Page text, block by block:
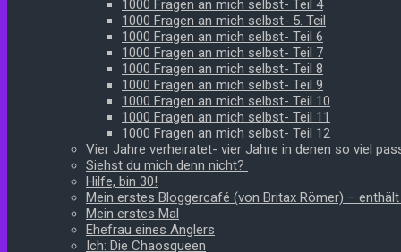
1000 Fragen an mich selbst- Teil 4
1000 Fragen an mich selbst- 5. Teil
1000 Fragen an mich selbst- Teil 6
1000 Fragen an mich selbst- Teil 7
1000 Fragen an mich selbst- Teil 8
1000 Fragen an mich selbst- Teil 9
1000 Fragen an mich selbst- Teil 10
1000 Fragen an mich selbst- Teil 11
1000 Fragen an mich selbst- Teil 12
Vier Jahre verheiratet- vier Jahre in denen so viel
Siehst du mich denn nicht?
Hilfe, bin 30!
Mein erstes Bloggercafé (von Britax Römer) – enthält
Mein erstes Mal
Ehefrau eines Anglers
Ich: Die Chaosqueen